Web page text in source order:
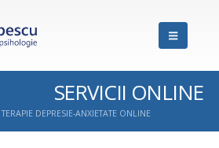
SERVICII ONLINE
TERAPIE DEPRESIE-ANXIETATE ONLINE